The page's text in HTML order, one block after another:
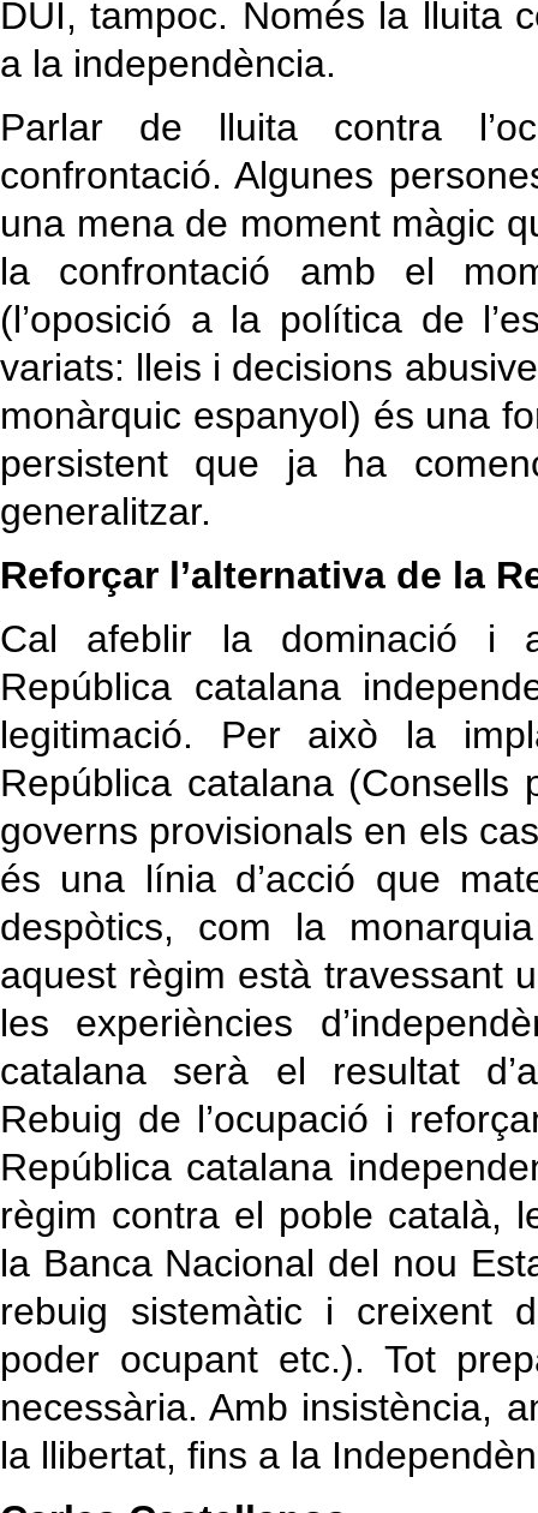
DUI, tampoc. Només la lluita
a la independència.
Parlar de lluita contra
confrontació. Algunes
una mena de moment màgic
la confrontació amb el
(l’oposició a la política de
variats: lleis i decisions
monàrquic espanyol) és una
persistent que ja ha
generalitzar.
Reforçar l’alternativa de la
Cal afeblir la dominació i
República catalana
legitimació. Per això la
República catalana
governs provisionals en els
és una línia d’acció que
despòtics, com la
aquest règim està travessant
les experiències
catalana serà el resultat
Rebuig de l’ocupació i
República catalana
règim contra el poble català,
la Banca Nacional del nou
rebuig sistemàtic i creixent
poder ocupant etc.). Tot
necessària. Amb insistència,
la llibertat, fins a la